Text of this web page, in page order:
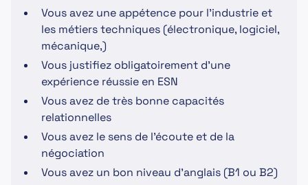
Vous avez une appétence pour l'industrie et
les métiers techniques (électronique, logiciel,
mécanique,)
Vous justifiez obligatoirement d'une
expérience réussie en ESN
Vous avez de très bonne capacités
relationnelles
Vous avez le sens de l’écoute et de la
négociation
Vous avez un bon niveau d'anglais (B1 ou B2)